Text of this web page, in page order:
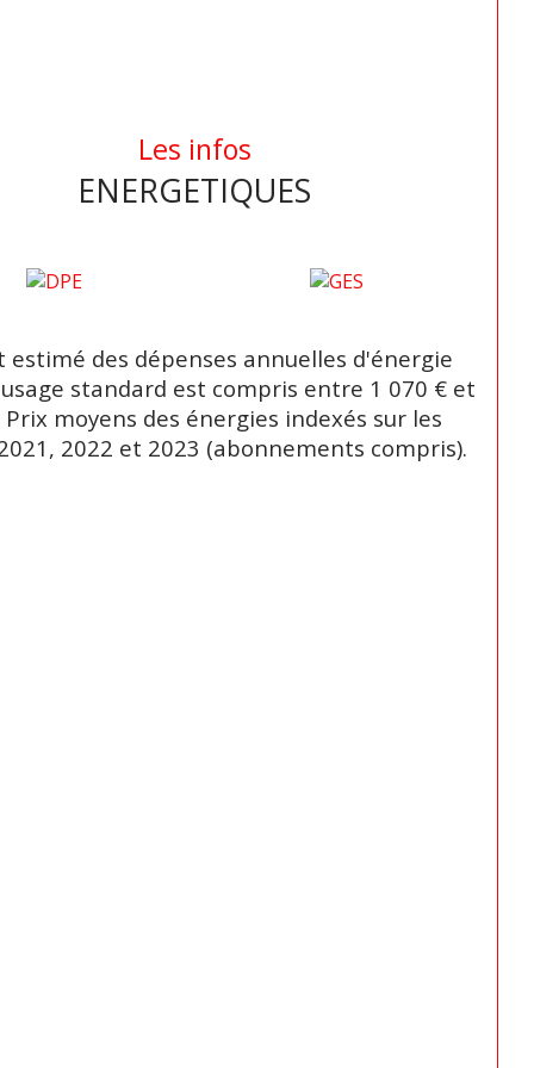
Les infos
ENERGETIQUES
estimé des dépenses annuelles d'énergie
standard est compris entre 1 070 € et
Prix moyens des énergies indexés sur les
2022 et 2023 (abonnements compris).